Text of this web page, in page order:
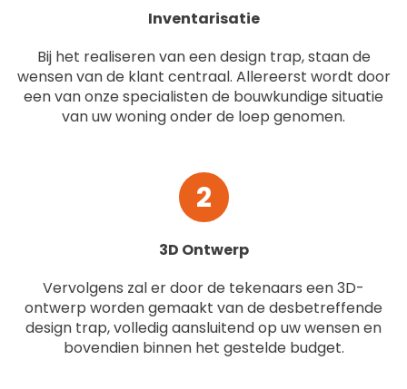
Inventarisatie
Bij het realiseren van een design trap, staan de
wensen van de klant centraal. Allereerst wordt door
een van onze specialisten de bouwkundige situatie
van uw woning onder de loep genomen.
2
3D Ontwerp
Vervolgens zal er door de tekenaars een 3D-
ontwerp worden gemaakt van de desbetreffende
design trap, volledig aansluitend op uw wensen en
bovendien binnen het gestelde budget.